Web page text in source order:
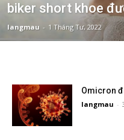
biker short khoe
langmau - 1 Tháng Tư, 2022
Omicron
langmau -